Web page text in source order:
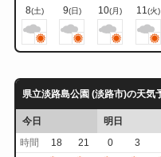
8(土) 9(日) 10(月) 11(火)
県立淡路島公園 (淡路市)の天気
今日
明日
時間
18 21 0 3